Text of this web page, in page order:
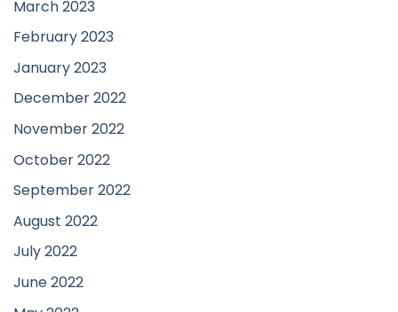
March 2023
February 2023
January 2023
December 2022
November 2022
October 2022
September 2022
August 2022
July 2022
June 2022